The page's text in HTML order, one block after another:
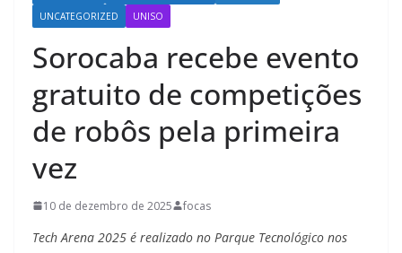
UNCATEGORIZED
UNISO
Sorocaba recebe evento
gratuito de competições
de robôs pela primeira
vez
10 de dezembro de 2025 focas
Tech Arena 2025 é realizado no Parque Tecnológico nos